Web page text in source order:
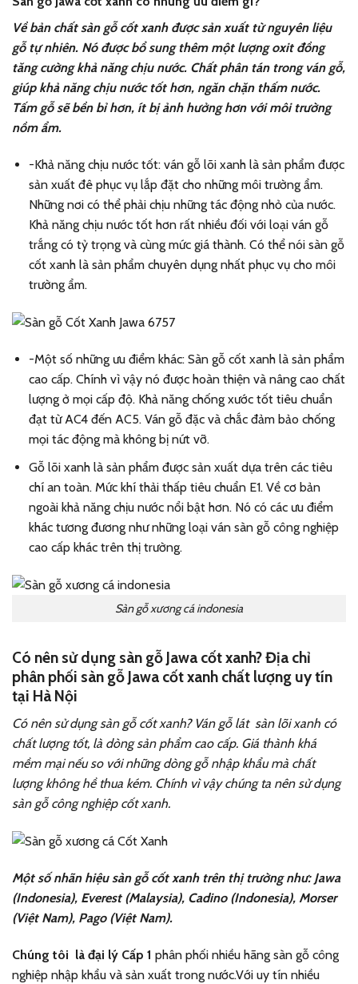
Về bản chất sàn gỗ cốt xanh được sản xuất từ nguyên liệu
gỗ tự nhiên. Nó được bổ sung thêm một lượng oxit đồng
tăng cường khả năng chịu nước. Chất phân tán trong ván gỗ,
giúp khả năng chịu nước tốt hơn, ngăn chặn thấm nước.
Tấm gỗ sẽ bền bỉ hơn, ít bị ảnh hưởng hơn với môi trường
nồm ẩm.
-Khả năng chịu nước tốt: ván gỗ lõi xanh là sản phẩm được
sản xuất đê phục vụ lắp đặt cho những môi trường ẩm.
Những nơi có thể phải chịu những tác động nhỏ của nước.
Khả năng chịu nước tốt hơn rất nhiều đối với loại ván gỗ
trắng có tỷ trọng và cùng mức giá thành. Có thể nói sàn gỗ
cốt xanh là sản phẩm chuyên dụng nhất phục vụ cho môi
trường ẩm.
-Một số những ưu điểm khác: Sàn gỗ cốt xanh là sản phẩm
cao cấp. Chính vì vậy nó được hoàn thiện và nâng cao chất
lượng ở mọi cấp độ. Khả năng chống xước tốt tiêu chuẩn
đạt từ AC4 đến AC5. Ván gỗ đặc và chắc đảm bảo chống
mọi tác động mà không bị nứt vỡ.
Gỗ lõi xanh là sản phẩm được sản xuất dựa trên các tiêu
chí an toàn. Mức khí thải thấp tiêu chuẩn E1. Về cơ bản
ngoài khả năng chịu nước nổi bật hơn. Nó có các ưu điểm
khác tương đương như những loại ván sàn gỗ công nghiệp
cao cấp khác trên thị trường.
Sàn gỗ xương cá indonesia
Có nên sử dụng sàn gỗ Jawa cốt xanh? Địa chỉ
phân phối sàn gỗ Jawa cốt xanh chất lượng uy tín
tại Hà Nội
Có nên sử dụng sàn gỗ cốt xanh? Ván gỗ lát sàn lõi xanh có
chất lượng tốt, là dòng sản phẩm cao cấp. Giá thành khá
mềm mại nếu so với những dòng gỗ nhập khẩu mà chất
lượng không hề thua kém. Chính vì vậy chúng ta nên sử dụng
sàn gỗ công nghiệp cốt xanh.
Một số nhãn hiệu sàn gỗ cốt xanh trên thị trường như: Jawa
(Indonesia), Everest (Malaysia), Cadino (Indonesia), Morser
(Việt Nam), Pago (Việt Nam).
Chúng tôi là đại lý Cấp 1 phân phối nhiều hãng sàn gỗ công
nghiệp nhập khẩu và sản xuất trong nước.Với uy tín nhiều